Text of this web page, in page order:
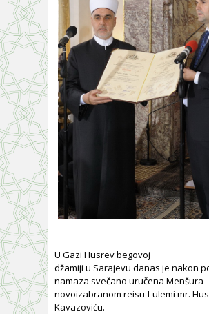
U Gazi Husrev begovoj
džamiji u Sarajevu danas je nakon
namaza svečano uručena Menšura
novoizabranom reisu-l-ulemi mr.
Kavazoviću.